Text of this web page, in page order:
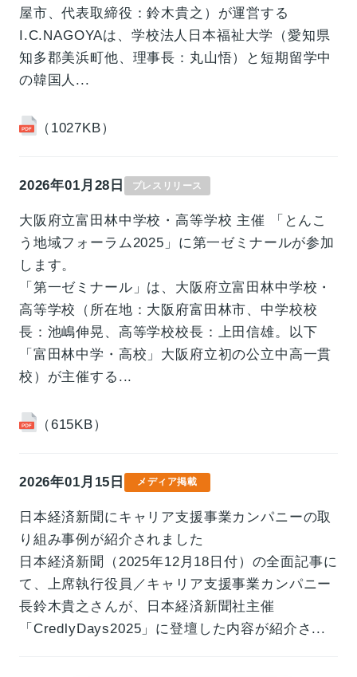
屋市、代表取締役：鈴木貴之）が運営する
I.C.NAGOYAは、学校法人日本福祉大学（愛知県
知多郡美浜町他、理事長：丸山悟）と短期留学中
の韓国人...
（1027KB）
2026年01月28日 プレスリリース
大阪府立富田林中学校・高等学校 主催 「とんこ
う地域フォーラム2025」に第一ゼミナールが参加
します。
「第一ゼミナール」は、大阪府立富田林中学校・
高等学校（所在地：大阪府富田林市、中学校校
長：池嶋伸晃、高等学校校長：上田信雄。以下
「富田林中学・高校」大阪府立初の公立中高一貫
校）が主催する...
（615KB）
2026年01月15日 メディア掲載
日本経済新聞にキャリア支援事業カンパニーの取
り組み事例が紹介されました
日本経済新聞（2025年12月18日付）の全面記事に
て、上席執行役員／キャリア支援事業カンパニー
長鈴木貴之さんが、日本経済新聞社主催
「CredlyDays2025」に登壇した内容が紹介さ...